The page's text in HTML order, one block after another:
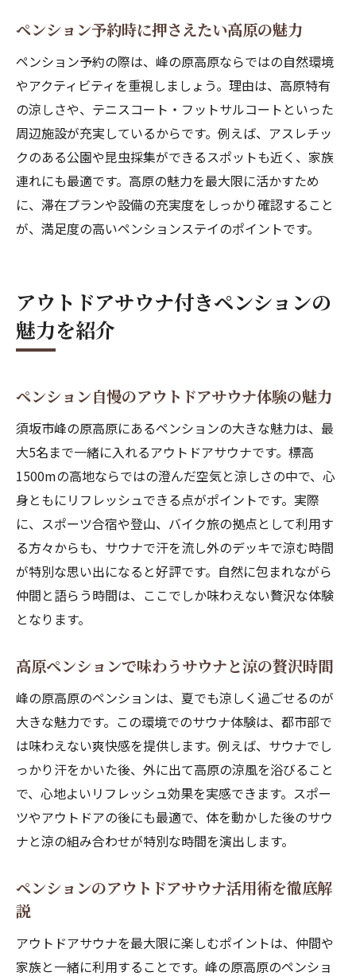
高原ペンションならではの特典を知るコツ
ペンション予約と一棟貸しの違いも解説
ペンションとは異なる宿泊形態との比較
登山やバイク旅に最適な高地ペンションの魅力
バイク旅の拠点に選ぶ高地ペンション体験
登山愛好家におすすめのペンションの特徴
ペンション滞在で快適な登山準備をサポー
ト
アクティブ派向けのペンション活用アイデ
ア
案内
ペンションと一棟貸しの違いを徹底比較
民宿とのサービス差を知るペンション選び
ペンションならではのアットホーム体験紹
介
ペンション、民宿、一棟貸しの活用シーン
ペンションを選ぶ際の重要チェックポイン
ト
温泉付きペンションと他宿泊施設の特徴比
ペンション予約時に押さえたい高原の魅力
ペンション予約の際は、峰の原高原ならではの自然環境
やアクティビティを重視しましょう。理由は、高原特有
の涼しさや、テニスコート・フットサルコートといった
周辺施設が充実しているからです。例えば、アスレチッ
クのある公園や昆虫採集ができるスポットも近く、家族
連れにも最適です。高原の魅力を最大限に活かすため
に、滞在プランや設備の充実度をしっかり確認すること
が、満足度の高いペンションステイのポイントです。
アウトドアサウナ付きペンションの
魅力を紹介
ペンション自慢のアウトドアサウナ体験の魅力
須坂市峰の原高原にあるペンションの大きな魅力は、最
大5名まで一緒に入れるアウトドアサウナです。標高
1500mの高地ならではの澄んだ空気と涼しさの中で、心
身ともにリフレッシュできる点がポイントです。実際
に、スポーツ合宿や登山、バイク旅の拠点として利用す
る方々からも、サウナで汗を流し外のデッキで涼む時間
が特別な思い出になると好評です。自然に包まれながら
仲間と語らう時間は、ここでしか味わえない贅沢な体験
となります。
高原ペンションで味わうサウナと涼の贅沢時間
峰の原高原のペンションは、夏でも涼しく過ごせるのが
大きな魅力です。この環境でのサウナ体験は、都市部で
は味わえない爽快感を提供します。例えば、サウナでし
っかり汗をかいた後、外に出て高原の涼風を浴びること
で、心地よいリフレッシュ効果を実感できます。スポー
ツやアウトドアの後にも最適で、体を動かした後のサウ
ナと涼の組み合わせが特別な時間を演出します。
ペンションのアウトドアサウナ活用術を徹底解
説
アウトドアサウナを最大限に楽しむポイントは、仲間や
家族と一緒に利用することです。峰の原高原のペンショ